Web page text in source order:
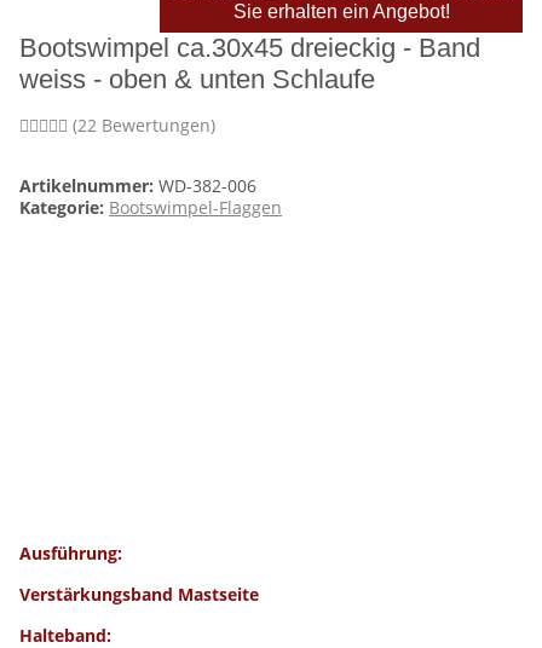
Sie erhalten ein Angebot!
Bootswimpel ca.30x45 dreieckig - Band
weiss - oben & unten Schlaufe
(22 Bewertungen)
Artikelnummer: WD-382-006
Kategorie: Bootswimpel-Flaggen
Ausführung:
Verstärkungsband Mastseite
Halteband: